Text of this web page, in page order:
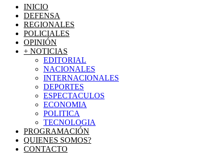
INICIO
DEFENSA
REGIONALES
POLICIALES
OPINIÓN
+ NOTICIAS
EDITORIAL
NACIONALES
INTERNACIONALES
DEPORTES
ESPECTACULOS
ECONOMIA
POLITICA
TECNOLOGIA
PROGRAMACIÓN
QUIENES SOMOS?
CONTACTO